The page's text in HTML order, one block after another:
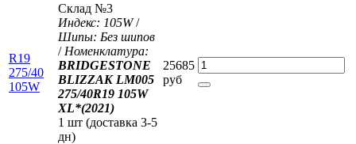
R19
275/40
105W
Склад №3
Индекс: 105W/
Шипы: Без шипов
/ Номенклатура:
BRIDGESTONE
BLIZZAK LM005
275/40R19 105W
XL*(2021)
1 шт (доставка 3-5
дн)
25685
руб